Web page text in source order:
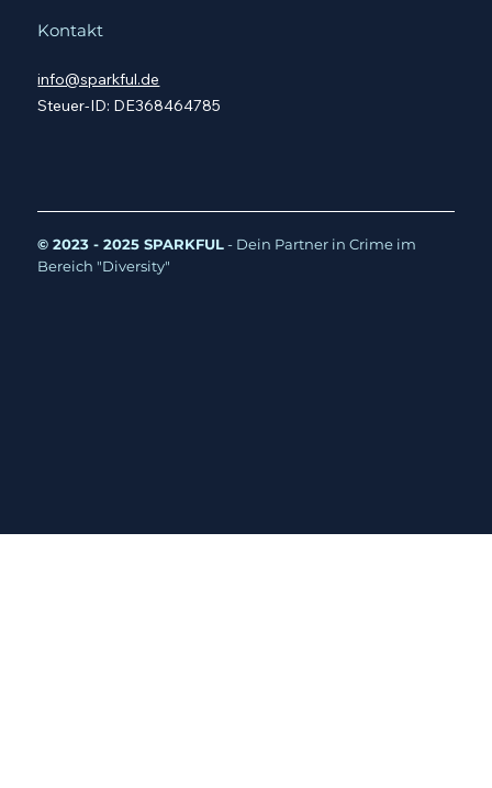
Kontakt
info@sparkful.de
Steuer-ID: DE368464785
© 2023 - 2025 SPARKFUL- Dein Partner in Crime im
Bereich "Diversity"